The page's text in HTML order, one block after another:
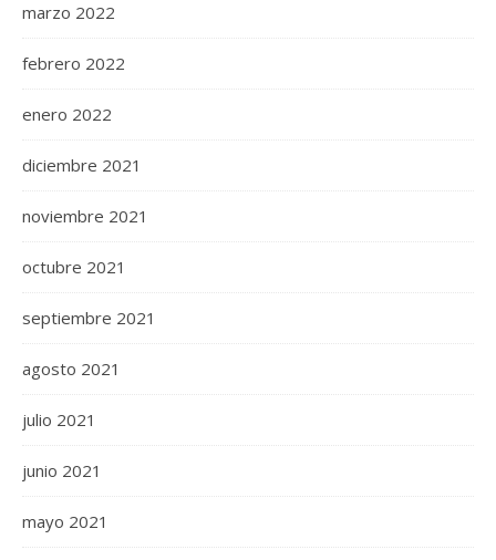
marzo 2022
febrero 2022
enero 2022
diciembre 2021
noviembre 2021
octubre 2021
septiembre 2021
agosto 2021
julio 2021
junio 2021
mayo 2021